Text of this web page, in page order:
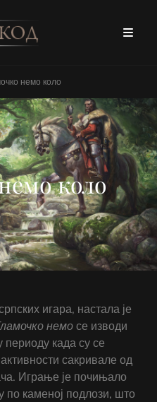
немо коло
коло
игара, настала је
немо се изводи
периоду када су се
сакривале од
Играње је почињало
каменој подлози, што